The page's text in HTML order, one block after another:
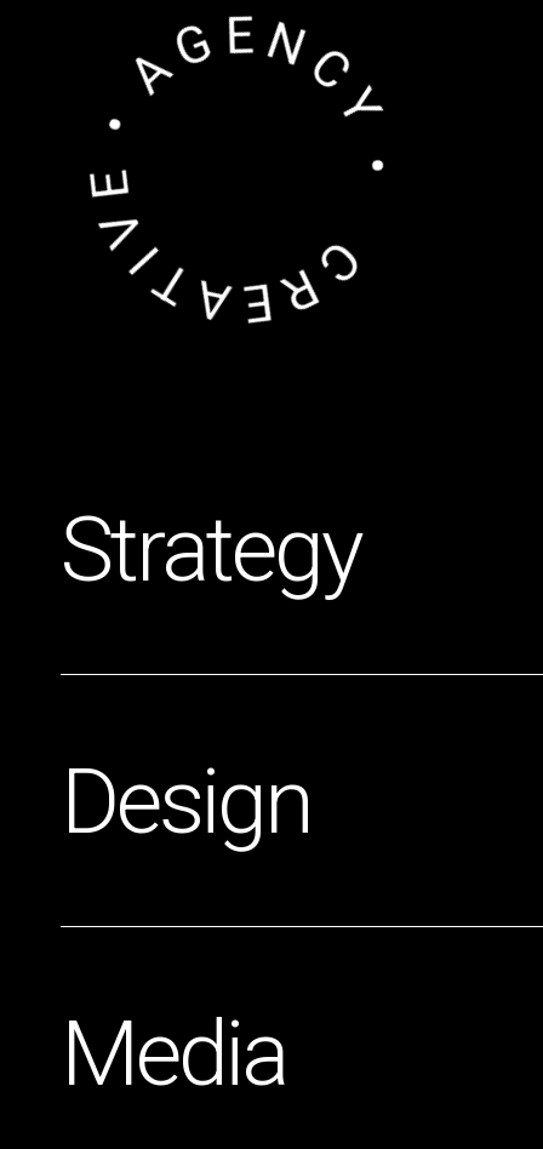
CREATIVE • AGENCY •
Strategy
Design
Media